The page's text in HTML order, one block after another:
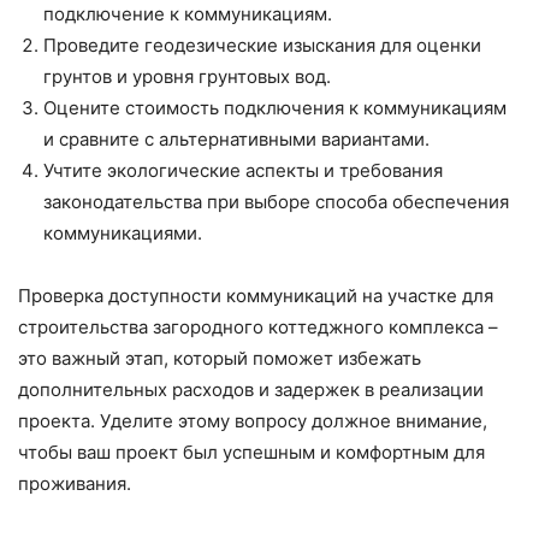
подключение к коммуникациям.
Проведите геодезические изыскания для оценки
грунтов и уровня грунтовых вод.
Оцените стоимость подключения к коммуникациям
и сравните с альтернативными вариантами.
Учтите экологические аспекты и требования
законодательства при выборе способа обеспечения
коммуникациями.
Проверка доступности коммуникаций на участке для
строительства загородного коттеджного комплекса –
это важный этап, который поможет избежать
дополнительных расходов и задержек в реализации
проекта. Уделите этому вопросу должное внимание,
чтобы ваш проект был успешным и комфортным для
проживания.